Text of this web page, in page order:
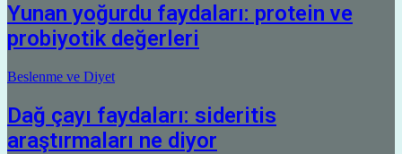
Yunan yoğurdu faydaları: protein ve
probiyotik değerleri
Beslenme ve Diyet
Dağ çayı faydaları: sideritis
araştırmaları ne diyor